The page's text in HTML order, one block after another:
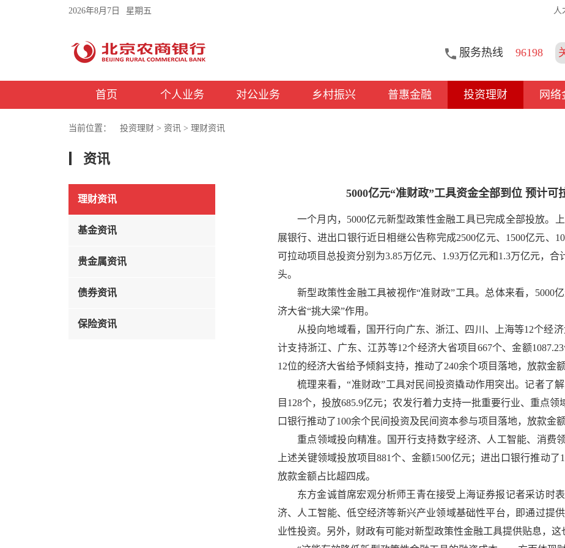
2026年8月7日 星期五 人
服务热线 96198
首页 个人业务 对公业务 乡村振兴 普惠金融 投资理财 网络
当前位置： 投资理财 > 资讯 > 理财资讯
资讯
理财资讯
基金资讯
贵金属资讯
债券资讯
保险资讯
5000亿元“准财政”工具资金全部到位 预计可
一个月内，5000亿元新型政策性金融工具已完成全部投放。
展银行、进出口银行近日相继公告称完成2500亿元、1500亿元、
可拉动项目总投资分别为3.85万亿元、1.93万亿元和1.3万亿元，
头。
新型政策性金融工具被视作“准财政”工具。总体来看，5000
济大省“挑大梁”作用。
从投向地域看，国开行向广东、浙江、四川、上海等12个经
计支持浙江、广东、江苏等12个经济大省项目667个、金额
12位的经济大省给予倾斜支持，推动了240余个项目落地，放款金
梳理来看，“准财政”工具对民间投资撬动作用突出。记者了
目128个，投放685.9亿元；农发行着力支持一批重要行业、重点
口银行推动了100余个民间投资及民间资本参与项目落地，放款金
重点领域投向精准。国开行支持数字经济、人工智能、消费
上述关键领域投放项目881个、金额1500亿元；进出口银行推动
放款金额占比超四成。
东方金诚首席宏观分析师王青在接受上海证券报记者采访时
济、人工智能、低空经济等新兴产业领域基础性平台，即通过提
业性投资。另外，财政有可能对新型政策性金融工具提供贴息，这